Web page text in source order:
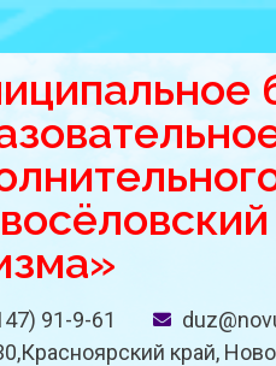
91-9-61
край,